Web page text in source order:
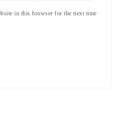
in this browser for the next time